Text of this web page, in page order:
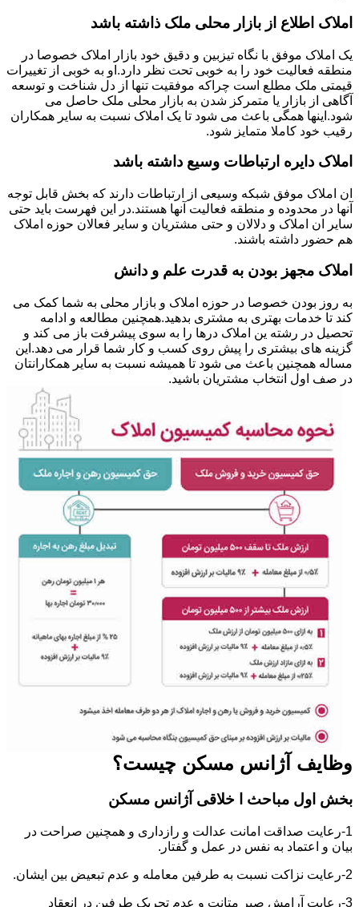
املاک اطلاع از بازار محلی ملک ذاشته باشد
یک املاک موفق با نگاه تیزبین و دقیق خود بازار املاک خصوصا در
منطقه فعالیت خود را به خوبی تحت نظر دارد.او به خوبی از تغییرات
قیمتی ملک مطلع است چراکه موفقیت تنها از دل شناخت و توسعه
آگاهی از بازار یا متمرکز شدن به بازار محلی ملک حاصل می
شود.اینها همگی باعث می شود تا یک املاک نسبت به سایر همکاران
رقیب خود کاملا متمایز شود.
املاک دایره ارتباطات وسیع داشته باشد
ان املاک موفق شبکه وسیعی از ارتباطات دارند که بخش قابل توجه
آنها در محدوده و منطقه فعالیت آنها هستند.در این فهرست باید حتی
سایر ان املاک و دلالان و حتی مشتریان و سایر فعالان حوزه املاک
هم حضور داشته باشند.
املاک مجهز بودن به قدرت علم و دانش
به روز بودن خصوصا در حوزه املاک و بازار محلی به شما کمک می
کند تا خدمات بهتری به مشتری بدهید.همچنین مطالعه و ادامه
تحصیل در رشته ین املاک درها را به سوی پیشرفت باز می کند و
گزینه های بیشتری را پیش روی کسب و کار شما قرار می دهد.این
مساله همچنین باعث می شود تا همیشه نسبت به سایر همکارانتان
در صف اول انتخاب مشتریان باشید.
وظایف آژانس مسکن چیست؟
بخش اول مباحث ا خلاقی آژانس مسکن
1-رعایت صداقت امانت عدالت و رازداری و همچنین صراحت در
بیان و اعتماد به نفس در عمل و گفتار.
2-رعایت نزاکت نسبت به طرفین معامله و عدم تبعیض بین ایشان.
3-رعایت آرامش صبر متانت و عدم تحریک طرفین در انعقاد